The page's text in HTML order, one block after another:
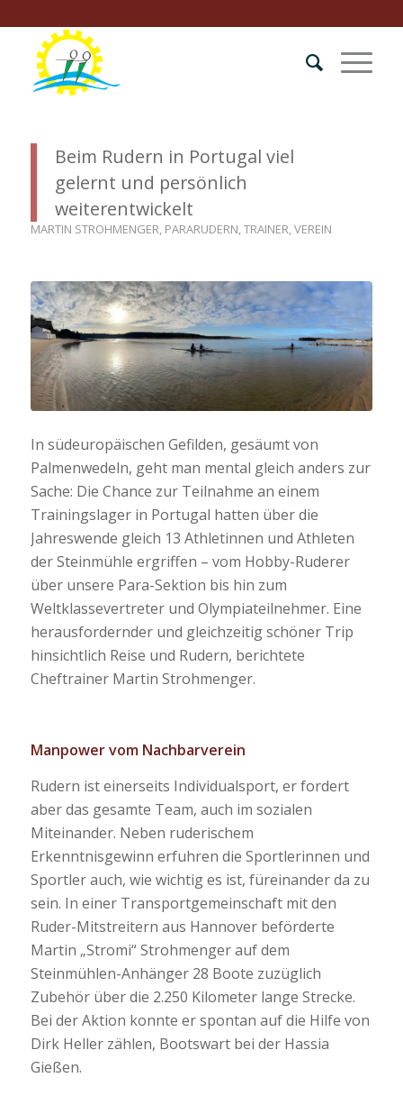
Beim Rudern in Portugal viel
gelernt und persönlich
weiterentwickelt
MARTIN STROHMENGER, PARARUDERN,TRAINER,VEREIN
In südeuropäischen Gefilden, gesäumt von
Palmenwedeln, geht man mental gleich anders zur
Sache: Die Chance zur Teilnahme an einem
Trainingslager in Portugal hatten über die
Jahreswende gleich 13 Athletinnen und Athleten
der Steinmühle ergriffen – vom Hobby-Ruderer
über unsere Para-Sektion bis hin zum
Weltklassevertreter und Olympiateilnehmer. Eine
herausfordernder und gleichzeitig schöner Trip
hinsichtlich Reise und Rudern, berichtete
Cheftrainer Martin Strohmenger.
Manpower vom Nachbarverein
Rudern ist einerseits Individualsport, er fordert
aber das gesamte Team, auch im sozialen
Miteinander. Neben ruderischem
Erkenntnisgewinn erfuhren die Sportlerinnen und
Sportler auch, wie wichtig es ist, füreinander da zu
sein. In einer Transportgemeinschaft mit den
Ruder-Mitstreitern aus Hannover beförderte
Martin „Stromi“ Strohmenger auf dem
Steinmühlen-Anhänger 28 Boote zuzüglich
Zubehör über die 2.250 Kilometer lange Strecke.
Bei der Aktion konnte er spontan auf die Hilfe von
Dirk Heller zählen, Bootswart bei der Hassia
Gießen.